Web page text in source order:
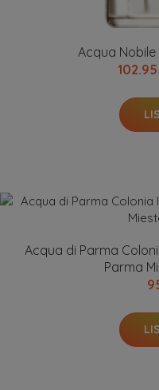
Acqua Nobile
102.95
Acqua di Parma
Parma